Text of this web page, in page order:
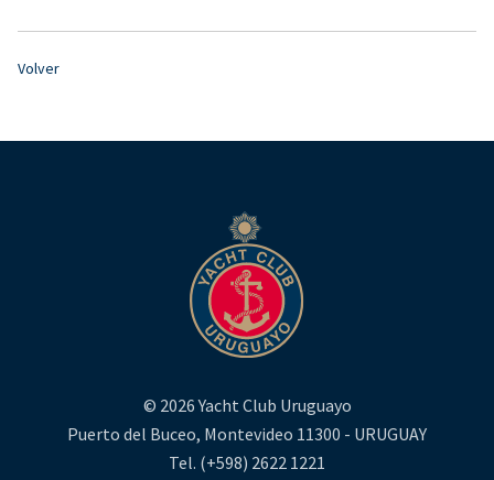
Volver
© 2026 Yacht Club Uruguayo
Puerto del Buceo, Montevideo 11300 - URUGUAY
Tel. (+598) 2622 1221